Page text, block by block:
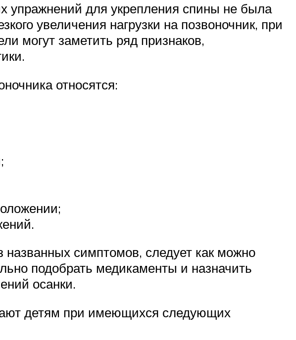
упражнений для укрепления спины не была
увеличения нагрузки на позвоночник, при
могут заметить ряд признаков,
относятся:
симптомов, следует как можно
подобрать медикаменты и назначить
осанки.
детям при имеющихся следующих